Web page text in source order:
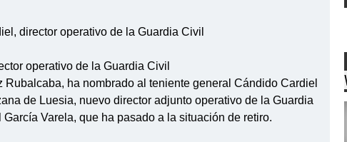
director operativo de la Guardia Civil
operativo de la Guardia Civil
Rubalcaba, ha nombrado al teniente general Cándido Cardiel
de Luesia, nuevo director adjunto operativo de la Guardia
Varela, que ha pasado a la situación de retiro.